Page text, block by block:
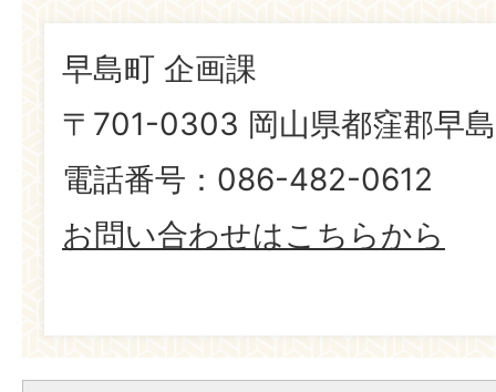
早島町 企画課
〒701-0303 岡山県都窪郡早
電話番号：086-482-0612
お問い合わせはこちらから